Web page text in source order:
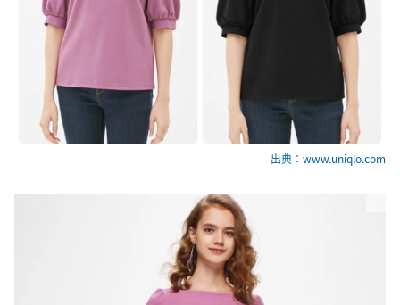
出典：www.uniqlo.com